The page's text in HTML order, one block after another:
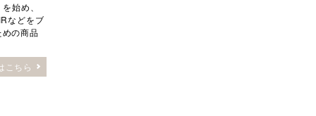
始め、
などをブ
の商品
こちら